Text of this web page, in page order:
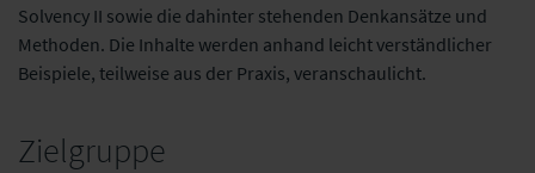
Solvency II sowie die dahinter stehenden Denkansätze und
Methoden. Die Inhalte werden anhand leicht verständlicher
Beispiele, teilweise aus der Praxis, veranschaulicht.
Zielgruppe